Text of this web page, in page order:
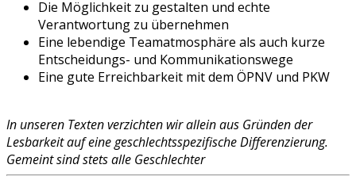
Die Möglichkeit zu gestalten und echte
Verantwortung zu übernehmen
Eine lebendige Teamatmosphäre als auch kurze
Entscheidungs- und Kommunikationswege
Eine gute Erreichbarkeit mit dem ÖPNV und PKW
In unseren Texten verzichten wir allein aus Gründen der
Lesbarkeit auf eine geschlechtsspezifische Differenzierung.
Gemeint sind stets alle Geschlechter